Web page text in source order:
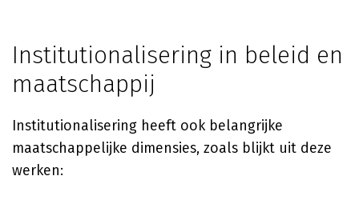
Institutionalisering in beleid en
maatschappij
Institutionalisering heeft ook belangrijke
maatschappelijke dimensies, zoals blijkt uit deze
werken: